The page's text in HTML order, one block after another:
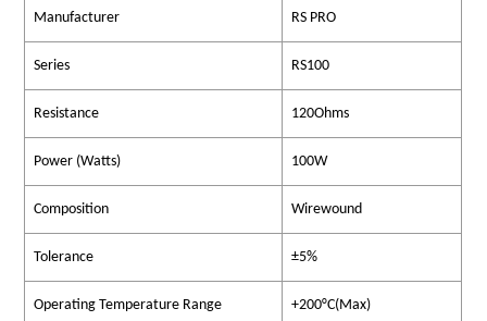
Manufacturer RS PRO
Series RS100
Resistance 120Ohms
Power (Watts) 100W
Composition Wirewound
Tolerance ±5%
Operating Temperature Range +200°C(Max)